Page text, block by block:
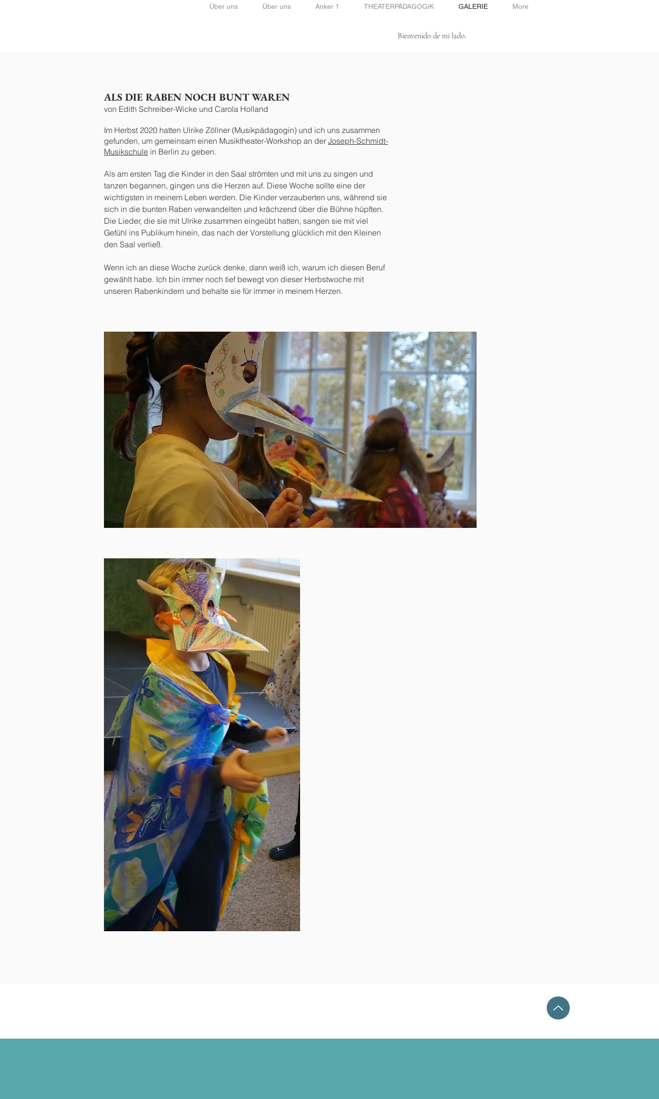
Über uns Über uns Anker 1 THEATERPÄDAGOGIK GALERIE More
Bienvenido de mi lado.
ALS DIE RABEN NOCH BUNT WAREN
von Edith Schreiber-Wicke und Carola Holland
Im Herbst 2020 hatten Ulrike Zöllner (Musikpädagogin) und ich uns zusammen
gefunden, um gemeinsam einen Musiktheater-Workshop an der Joseph-Schmidt-
Musikschule in Berlin zu geben.
Als am ersten Tag die Kinder in den Saal strömten und mit uns zu singen und
tanzen begannen, gingen uns die Herzen auf. Diese Woche sollte eine der
wichtigsten in meinem Leben werden. Die Kinder verzauberten uns, während sie
sich in die bunten Raben verwandelten und krächzend über die Bühne hüpften.
Die Lieder, die sie mit Ulrike zusammen eingeübt hatten, sangen sie mit viel
Gefühl ins Publikum hinein, das nach der Vorstellung glücklich mit den Kleinen
den Saal verließ.
Wenn ich an diese Woche zurück denke, dann weiß ich, warum ich diesen Beruf
gewählt habe. Ich bin immer noch tief bewegt von dieser Herbstwoche mit
unseren Rabenkindern und behalte sie für immer in meinem Herzen.